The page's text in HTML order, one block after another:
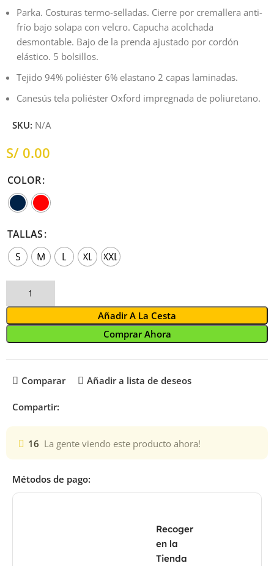
Parka. Costuras termo-selladas. Cierre por cremallera anti-
frío bajo solapa con velcro. Capucha acolchada
desmontable. Bajo de la prenda ajustado por cordón
elástico. 5 bolsillos.
Tejido 94% poliéster 6% elastano 2 capas laminadas.
Canesús tela poliéster Oxford impregnada de poliuretano.
SKU: N/A
S/
COLOR
TALLAS
S
M L XL XXL
Añadir A La Cesta
Comprar Ahora
Comparar Añadir a lista de deseos
Compartir:
16 La gente viendo este producto ahora!
Métodos de pago:
Recoger
en la
Tienda